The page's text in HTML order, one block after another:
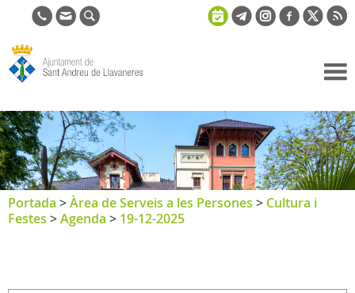
de Sant
Andreu de
Llavaneres
Portada >Àrea de Serveis a les Persones > Cultura i
Festes >Agenda > 19-12-2025